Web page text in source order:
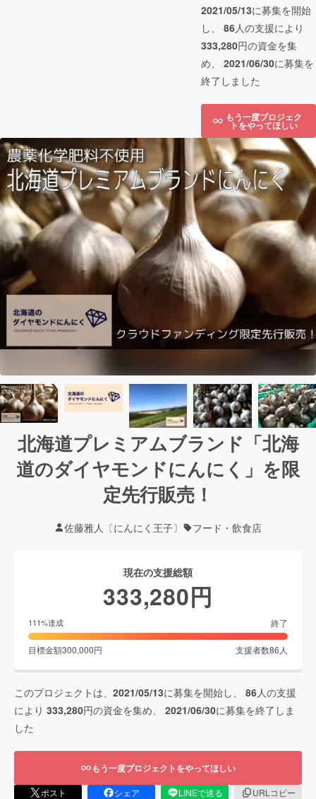
2021/05/13に募集を開始
し、 86人の支援により
333,280円の資金を集
め、 2021/06/30に募集を
終了しました
もう一度プロジェク
トをやってほしい
北海道プレミアムブランド「北海
道のダイヤモンドにんにく」を限
定先行販売！
佐藤雅人〔にんにく王子〕 フード・飲食店
現在の支援総額
333,280円
111%達成 終了
目標金額300,000円 支援者数86 人
このプロジェクトは、 2021/05/13に募集を開始し、 86人の支援
により 333,280円の資金を集め、 2021/06/30に募集を終了しま
した
もう一度プロジェクトをやってほしい
ポスト シェア LINEで送る
URLコピー